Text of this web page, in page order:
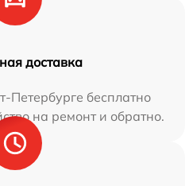
доставка
Петербурге бесплатно
на ремонт и обратно.